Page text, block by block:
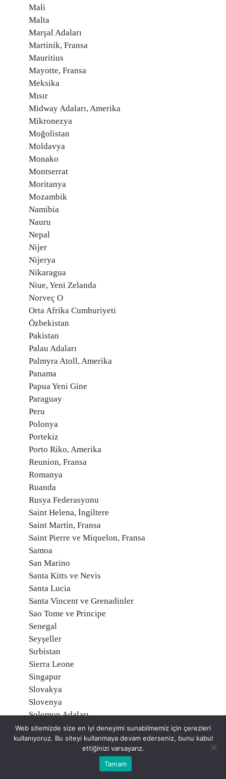
Mali
Malta
Marşal Adaları
Martinik, Fransa
Mauritius
Mayotte, Fransa
Meksika
Mısır
Midway Adaları, Amerika
Mikronezya
Moğolistan
Moldavya
Monako
Montserrat
Moritanya
Mozambik
Namibia
Nauru
Nepal
Nijer
Nijerya
Nikaragua
Niue, Yeni Zelanda
Norveç O
Orta Afrika Cumhuriyeti
Özbekistan
Pakistan
Palau Adaları
Palmyra Atoll, Amerika
Panama
Papua Yeni Gine
Paraguay
Peru
Polonya
Portekiz
Porto Riko, Amerika
Reunion, Fransa
Romanya
Ruanda
Rusya Federasyonu
Saint Helena, İngiltere
Saint Martin, Fransa
Saint Pierre ve Miquelon, Fransa
Samoa
San Marino
Santa Kitts ve Nevis
Santa Lucia
Santa Vincent ve Grenadinler
Sao Tome ve Principe
Senegal
Seyşeller
Sırbistan
Sierra Leone
Singapur
Slovakya
Slovenya
Solomon Adaları
Somali
Sri Lanka
Web sitemizde size en iyi deneyimi sunabilmemiz için çerezleri
kullanıyoruz. Bu siteyi kullanmaya devam ederseniz, bunu kabul
ettiğinizi varsayarız.
Tamam